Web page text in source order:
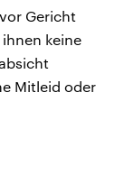
Gericht
keine
Mitleid oder